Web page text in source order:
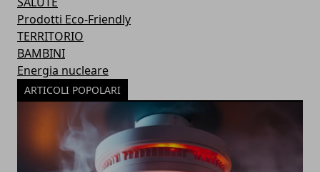
Prodotti Eco-Friendly
TERRITORIO
BAMBINI
Energia nucleare
ARTICOLI POPOLARI